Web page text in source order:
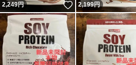
2,249円 いいね！
2,199円